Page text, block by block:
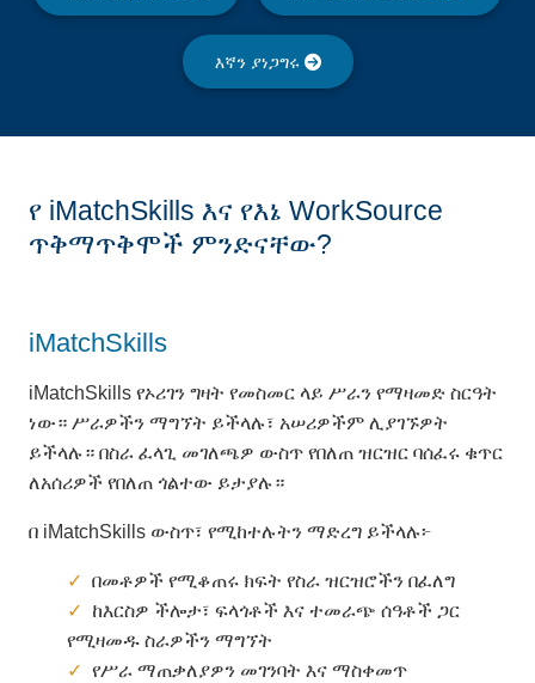
እኛን ያነጋግሩ
የ iMatchSkills እና የእኔ WorkSource
ጥቅማጥቅሞች ምንድናቸው?
iMatchSkills
iMatchSkills የኦሪገን ግዛት የመስመር ላይ ሥራን የማዛመድ ስርዓት
ነው። ሥራዎችን ማግኘት ይችላሉ፣ አሠሪዎችም ሊያገኙዎት
ይችላሉ። በስራ ፈላጊ መገለጫዎ ውስጥ የበለጠ ዝርዝር ባሰፈሩ ቁጥር
ለአሰሪዎች የበለጠ ጎልተው ይታያሉ።
በ iMatchSkills ውስጥ፣ የሚከተሉትን ማድረግ ይችላሉ፦
በመቶዎች የሚቆጠሩ ክፍት የስራ ዝርዝሮችን በፈለግ
ከእርስዎ ችሎታ፣ ፍላጎቶች እና ተመራጭ ሰዓቶች ጋር
የሚዛመዱ ስራዎችን ማግኘት
የሥራ ማጠቃለያዎን መገንባት እና ማስቀመጥ